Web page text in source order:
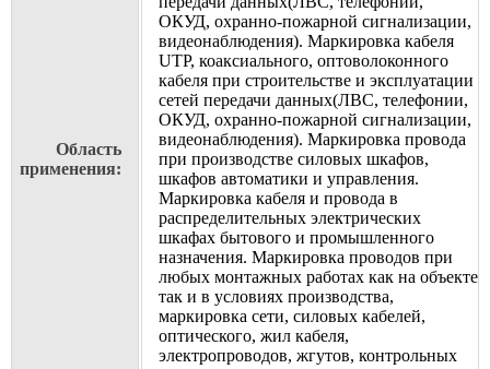
Область
применения:
ОКУД, охранно-пожарной сигнализации,
видеонаблюдения). Маркировка кабеля
UTP, коаксиального, оптоволоконного
кабеля при строительстве и эксплуатации
сетей передачи данных(ЛВС, телефонии,
ОКУД, охранно-пожарной сигнализации,
видеонаблюдения). Маркировка провода
при производстве силовых шкафов,
шкафов автоматики и управления.
Маркировка кабеля и провода в
распределительных электрических
шкафах бытового и промышленного
назначения. Маркировка проводов при
любых монтажных работах как на объекте
так и в условиях производства,
маркировка сети, силовых кабелей,
оптического, жил кабеля,
электропроводов, жгутов, контрольных